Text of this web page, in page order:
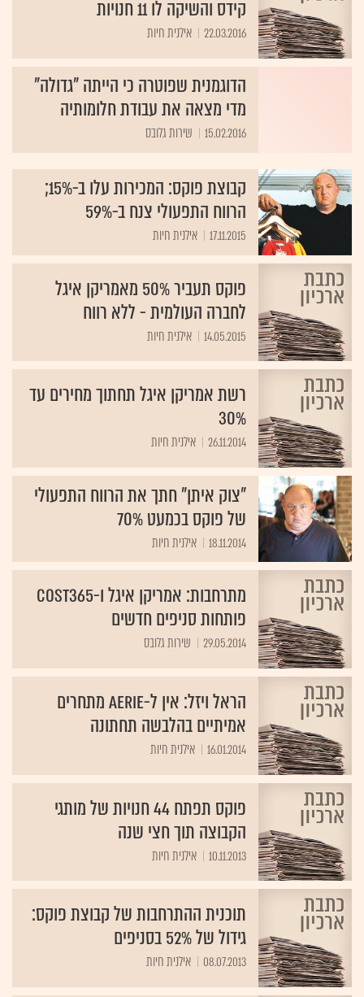
קידס והשיקה לו 11 חנויות
22.03.2016 אילנית חיות
הדוגמנית שפוטרה כי הייתה "גדולה"
מדי מצאה את עבודת חלומותיה
15.02.2016 שירות גלובס
קבוצת פוקס: המכירות עלו ב-15%;
הרווח התפעולי צנח ב-59%
17.11.2015 אילנית חיות
פוקס תעביר 50% מאמריקן איגל
לחברה העולמית - ללא רווח
14.05.2015 אילנית חיות
רשת אמריקן איגל תחתוך מחירים עד
30%
26.11.2014 אילנית חיות
"צוק איתן" חתך את הרווח התפעולי
של פוקס בכמעט 70%
18.11.2014 אילנית חיות
מתרחבות: אמריקן איגל ו-cost365
פותחות סניפים חדשים
29.05.2014 שירות גלובס
הראל ויזל: אין ל-aerie מתחרים
אמיתיים בהלבשה תחתונה
16.01.2014 אילנית חיות
פוקס תפתח 44 חנויות של מותגי
הקבוצה תוך חצי שנה
10.11.2013 אילנית חיות
תוכנית ההתרחבות של קבוצת פוקס:
גידול של 52% בסניפים
08.07.2013 אילנית חיות